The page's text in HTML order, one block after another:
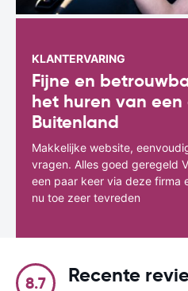
KLANTERVARING
Fijne en
het huren van
Buitenland
Makkelijke website,
vragen. Alles goed geregeld
een paar keer via deze firma
nu toe zeer tevreden
8.7 Recente